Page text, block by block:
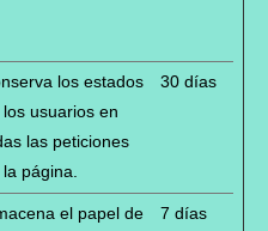
los estados
los usuarios en
las peticiones
página.
30 días
el papel de
7 días